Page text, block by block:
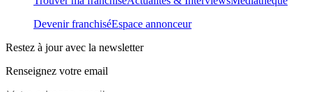
Devenir franchiséEspace annonceur
Restez à jour avec la newsletter
Renseignez votre email